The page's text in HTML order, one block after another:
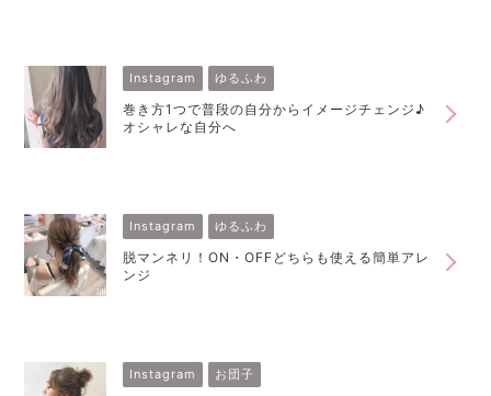
Instagram ゆるふわ
巻き方1つで普段の自分からイメージチェンジ♪
オシャレな自分へ
Instagram ゆるふわ
脱マンネリ！ON・OFFどちらも使える簡単アレ
ンジ
Instagram お団子